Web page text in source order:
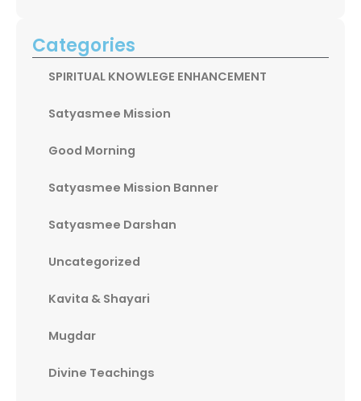
Categories
SPIRITUAL KNOWLEGE ENHANCEMENT
Satyasmee Mission
Good Morning
Satyasmee Mission Banner
Satyasmee Darshan
Uncategorized
Kavita & Shayari
Mugdar
Divine Teachings